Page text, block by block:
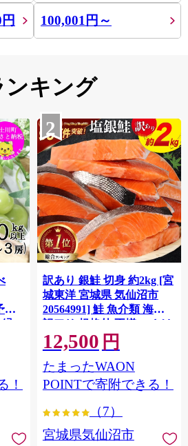
100,001円～
ンキング
の
３
果
ス
士
！
2
訳あり 銀鮭 切身 約2kg [宮
城東洋 宮城県 気仙沼市
20564991] 鮭 魚介類 海鮮
訳アリ 規格外 不揃い さけ
サケ 鮭切身 シャケ 切り身
冷凍 家庭用 おかず 弁当 支
援 サーモン 銀鮭切り身 魚
わけあり
12,500 円
たまったWAON
POINTで寄附できる！
（7）
宮城県気仙沼市